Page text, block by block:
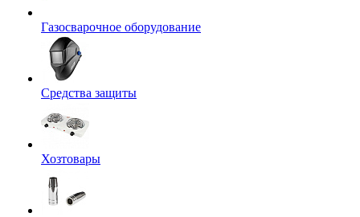
Газосварочное оборудование
Средства защиты
Хозтовары